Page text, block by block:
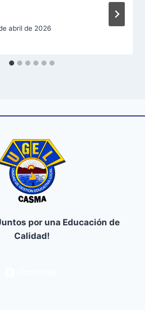
abril de 2026
por una Educación de
Calidad!